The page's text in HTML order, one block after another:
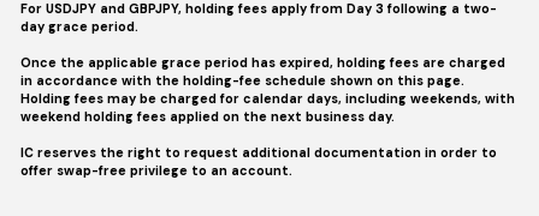
GBPJPY
GBPNZD 15
NZDCAD 5
For USDJPY and GBPJPY, holding fees apply from Day 3 following a two-
day grace period.
Once the applicable grace period has expired, holding fees are charged
in accordance with the holding-fee schedule shown on this page.
Holding fees may be charged for calendar days, including weekends, with
weekend holding fees applied on the next business day.
IC reserves the right to request additional documentation in order to
offer swap-free privilege to an account.